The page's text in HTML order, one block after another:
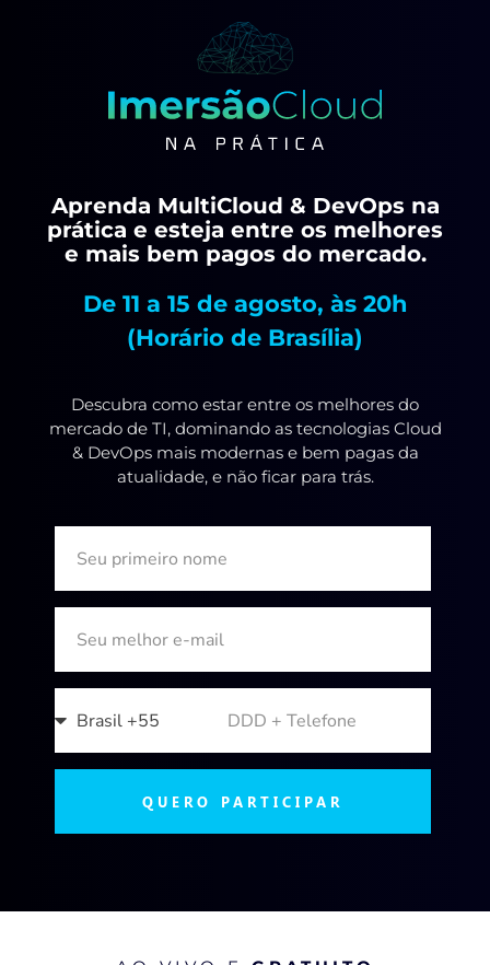
Aprenda MultiCloud & DevOps na
prática e esteja entre os melhores
e mais bem pagos do mercado.
De 11 a 15 de agosto, às 20h
(Horário de Brasília)
Descubra como estar entre os melhores do
mercado de TI, dominando as tecnologias Cloud
& DevOps mais modernas e bem pagas da
atualidade, e não ficar para trás.
QUERO PARTICIPAR